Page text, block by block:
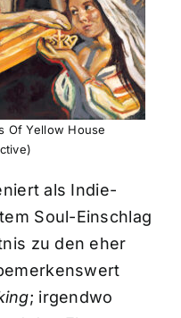
Of Yellow House
als Indie-
Soul-Einschlag
zu den eher
; irgendwo